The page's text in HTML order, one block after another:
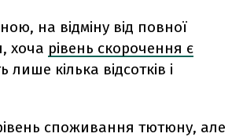
на відміну від повної
хоча рівень скорочення є
кілька відсотків і
споживання тютюну, але